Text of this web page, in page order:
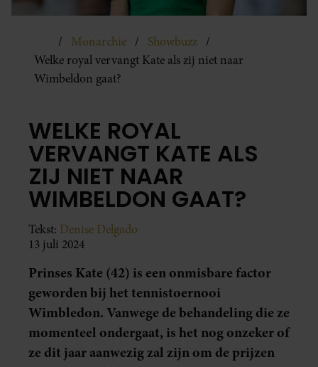
Monarchie
Showbuzz
Welke royal vervangt Kate als zij niet naar
Wimbeldon gaat?
WELKE ROYAL
VERVANGT KATE ALS
ZIJ NIET NAAR
WIMBELDON GAAT?
Tekst: Denise Delgado
13 juli 2024
Prinses Kate (42) is een onmisbare factor
geworden bij het tennistoernooi
Wimbledon. Vanwege de behandeling die ze
momenteel ondergaat, is het nog onzeker of
ze dit jaar aanwezig zal zijn om de prijzen